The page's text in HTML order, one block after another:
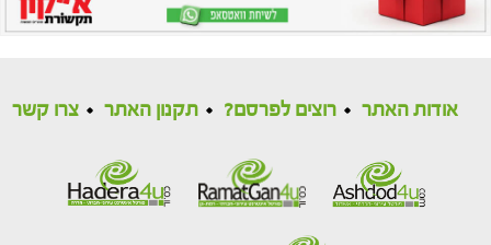
אודות האתר רוצים לפרסם? תקנון האתר צרו קשר